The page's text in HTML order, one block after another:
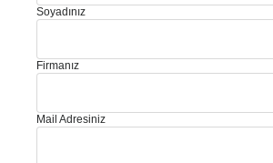
Soyadınız
Firmanız
Mail Adresiniz